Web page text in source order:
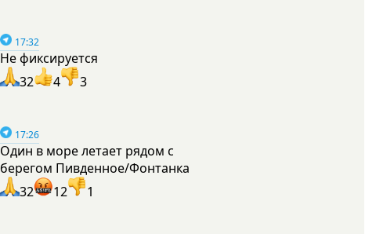
17:32
Не фиксируется
32
4 3
17:26
Один в море летает рядом с
берегом Пивденное/Фонтанка
32
12 1